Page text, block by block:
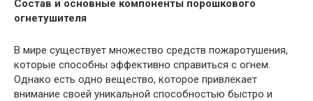
Состав и основные компоненты порошкового
огнетушителя
В мире существует множество средств пожаротушения,
которые способны эффективно справиться с огнем.
Однако есть одно вещество, которое привлекает
внимание своей уникальной способностью быстро и